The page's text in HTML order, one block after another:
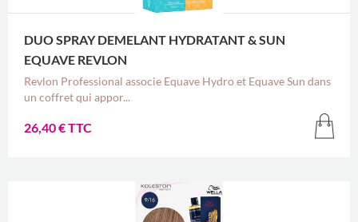
DUO SPRAY DEMELANT HYDRATANT & SUN
EQUAVE REVLON
Revlon Professional associe Equave Hydro et Equave Sun dans
un coffret qui appor...
26,40 € TTC